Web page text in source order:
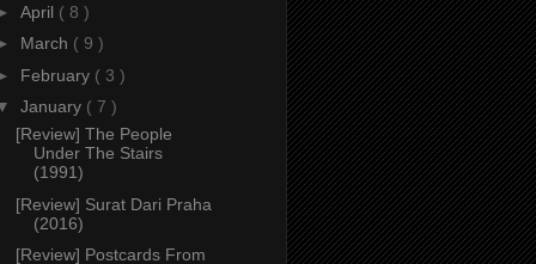
April ( 8 )
March ( 9 )
February ( 3 )
January ( 7 )
[Review] The People
Under The Stairs
(1991)
[Review] Surat Dari Praha
(2016)
[Review] Postcards From